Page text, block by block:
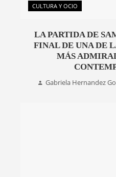
CULTURA Y OCIO
LA PARTIDA DE
FINAL DE UNA DE
MÁS
Gabriela Hernandez